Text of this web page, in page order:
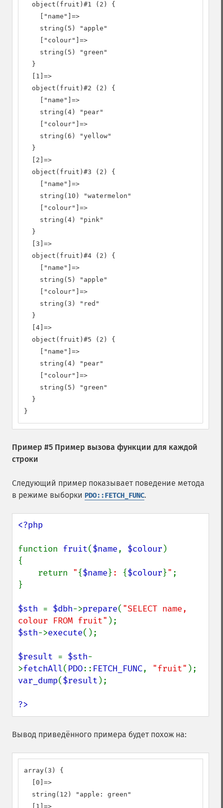
  object(fruit)#1 (2) {
    ["name"]=>
    string(5) "apple"
    ["colour"]=>
    string(5) "green"
  }
  [1]=>
  object(fruit)#2 (2) {
    ["name"]=>
    string(4) "pear"
    ["colour"]=>
    string(6) "yellow"
  }
  [2]=>
  object(fruit)#3 (2) {
    ["name"]=>
    string(10) "watermelon"
    ["colour"]=>
    string(4) "pink"
  }
  [3]=>
  object(fruit)#4 (2) {
    ["name"]=>
    string(5) "apple"
    ["colour"]=>
    string(3) "red"
  }
  [4]=>
  object(fruit)#5 (2) {
    ["name"]=>
    string(4) "pear"
    ["colour"]=>
    string(5) "green"
  }
}
Пример #5 Пример вызова функции для каждой
строки
Следующий пример показывает поведение метода
в режиме выборки PDO::FETCH_FUNC.
<?php
function fruit($name, $colour )
{
    return
"{$name}: {$colour}" ;
}
$sth = $dbh->prepare( "SELECT name,
colour FROM fruit"
$sth->execute();
$result = $sth-
>fetchAll( PDO:: FETCH_FUNC, "fruit"
var_dump($result );
?>
Вывод приведённого примера будет похож на:
array(3) {
  [0]=>
  string(12) "apple: green"
  [1]=>